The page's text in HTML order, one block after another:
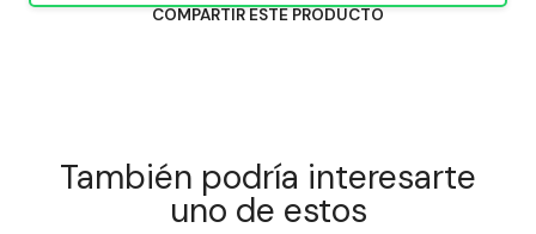
COMPARTIR ESTE PRODUCTO
También podría interesarte
uno de estos